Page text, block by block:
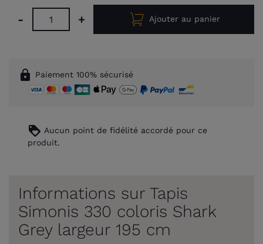
- + Ajouter au panier
lock Paiement 100% sécurisé
loyalty Aucun point de fidélité accordé pour ce
produit.
Informations sur Tapis
Simonis 330 coloris Shark
Grey largeur 195 cm